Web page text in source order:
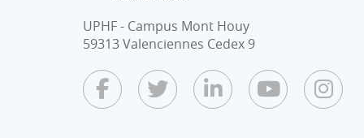
UPHF - Campus Mont Houy
59313 Valenciennes Cedex 9